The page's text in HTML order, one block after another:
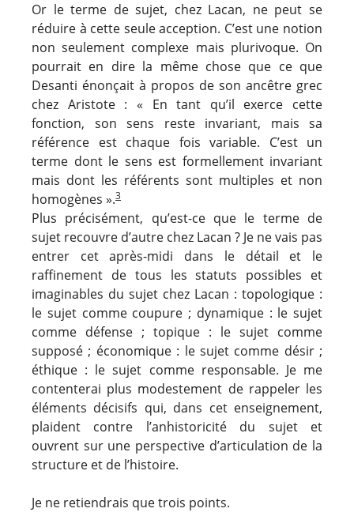
Or le terme de sujet, chez Lacan, ne peut se
réduire à cette seule acception. C’est une notion
non seulement complexe mais plurivoque. On
pourrait en dire la même chose que ce que
Desanti énonçait à propos de son ancêtre grec
chez Aristote : « En tant qu’il exerce cette
fonction, son sens reste invariant, mais sa
référence est chaque fois variable. C’est un
terme dont le sens est formellement invariant
mais dont les référents sont multiples et non
homogènes ».3
Plus précisément, qu’est-ce que le terme de
sujet recouvre d’autre chez Lacan ? Je ne vais pas
entrer cet après-midi dans le détail et le
raffinement de tous les statuts possibles et
imaginables du sujet chez Lacan : topologique :
le sujet comme coupure ; dynamique : le sujet
comme défense ; topique : le sujet comme
supposé ; économique : le sujet comme désir ;
éthique : le sujet comme responsable. Jeme
contenterai plus modestement de rappeler les
éléments décisifs qui, dans cet enseignement,
plaident contre l’anhistoricité du sujet et
ouvrent sur une perspective d’articulation de la
structure et de l’histoire.
Je ne retiendrais que trois points.